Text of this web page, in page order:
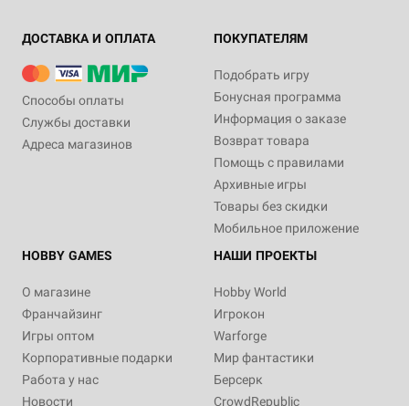
ДОСТАВКА И ОПЛАТА
Способы оплаты
Службы доставки
Адреса магазинов
ПОКУПАТЕЛЯМ
Подобрать игру
Бонусная программа
Информация о заказе
Возврат товара
Помощь с правилами
Архивные игры
Товары без скидки
Мобильное приложение
HOBBY GAMES
О магазине
Франчайзинг
Игры оптом
Корпоративные подарки
Работа у нас
Новости
НАШИ ПРОЕКТЫ
Hobby World
Игрокон
Warforge
Мир фантастики
Берсерк
CrowdRepublic